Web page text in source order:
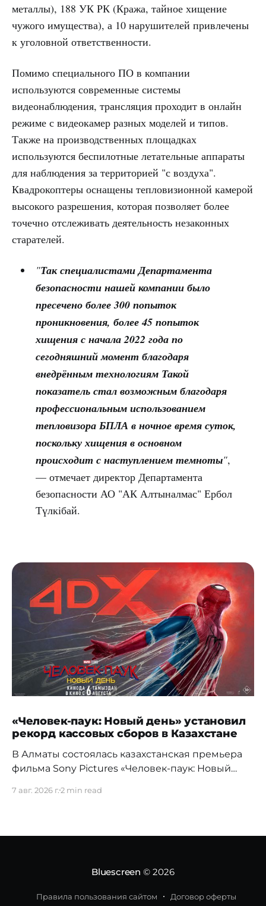
металлы), 188 УК РК (Кража, тайное хищение
чужого имущества), а 10 нарушителей привлечены
к уголовной ответственности.
Помимо специального ПО в компании
используются современные системы
видеонаблюдения, трансляция проходит в онлайн
режиме с видеокамер разных моделей и типов.
Также на производственных площадках
используются беспилотные летательные аппараты
для наблюдения за территорией "с воздуха".
Квадрокоптеры оснащены тепловизионной камерой
высокого разрешения, которая позволяет более
точечно отслеживать деятельность незаконных
старателей.
"Так специалистами Департамента
безопасности нашей компании было
пресечено более 300 попыток
проникновения, более 45 попыток
хищения с начала 2022 года по
сегодняшний момент благодаря
внедрённым технологиям Такой
показатель стал возможным благодаря
профессиональным использованием
тепловизора БПЛА в ночное время суток,
поскольку хищения в основном
происходит с наступлением темноты",
— отмечает директор Департамента
безопасности АО "АК Алтыналмас" Ербол
Түлкібай.
«Человек-паук: Новый день» установил
рекорд кассовых сборов в Казахстане
В Алматы состоялась казахстанская премьера
фильма Sony Pictures «Человек-паук: Новый
установила новый абсолютный рекорд
августа в кинотеатре Chaplin Cinemas в ТРЦ
приключение Питера Паркера после
7 авг. 2026 г.2 min read
Bluescreen © 2026
Правила пользования сайтом Договор оферты